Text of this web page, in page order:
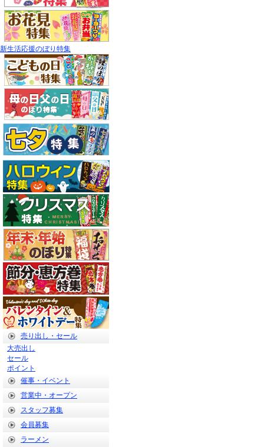
新生活応援のぼり特集
売り出し・セール
大売出し
セール
ポイント
催事・イベント
営業中・オープン
スタッフ募集
会員募集
ラーメン